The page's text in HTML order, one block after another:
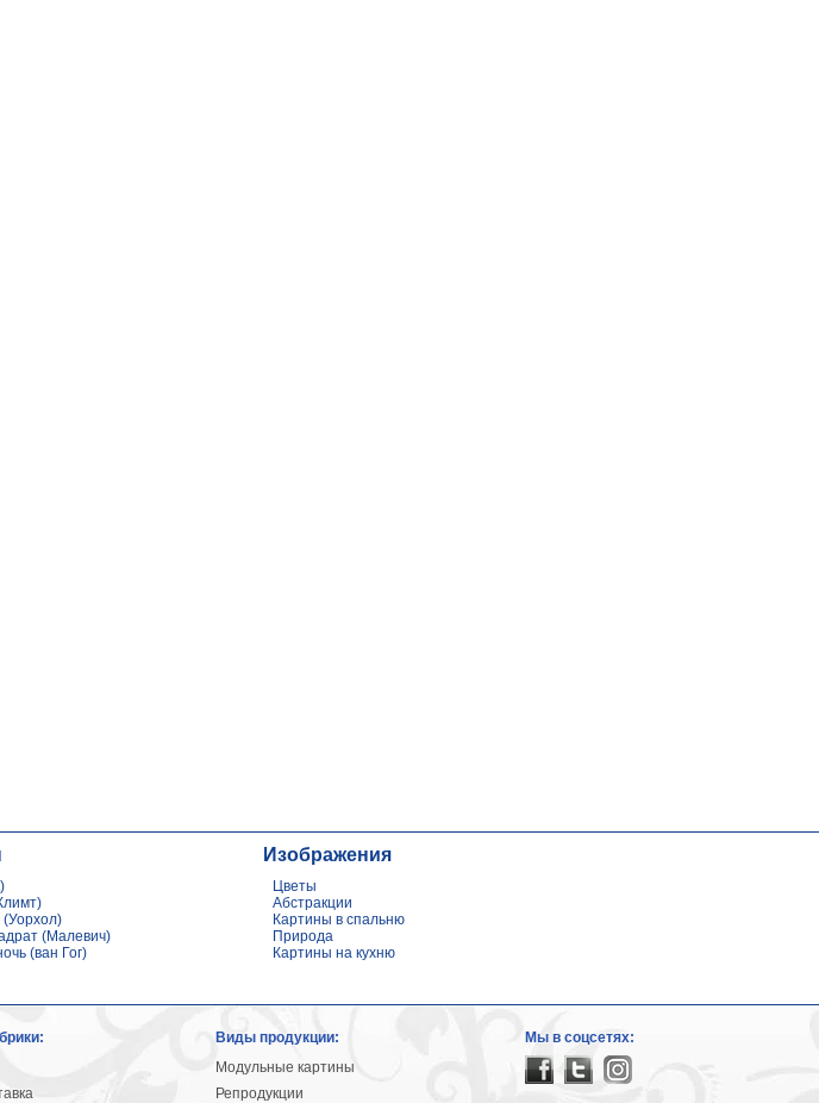
(Малевич)
(ван Гог)
Изображения
Цветы
Абстракции
Картины в спальню
Природа
Картины на кухню
Виды продукции:
Модульные картины
Репродукции
Мы в соцсетях: